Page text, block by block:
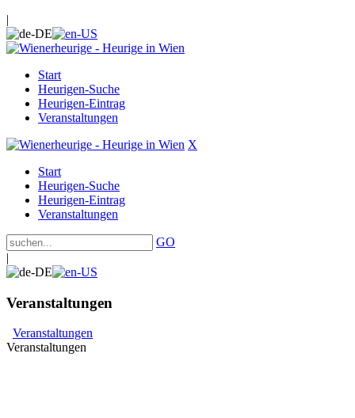
|
Start
Heurigen-Suche
Heurigen-Eintrag
Veranstaltungen
X
Start
Heurigen-Suche
Heurigen-Eintrag
Veranstaltungen
GO
|
Veranstaltungen
Veranstaltungen
Veranstaltungen